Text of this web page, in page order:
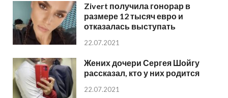
Zivert получила гонорар в
размере 12 тысяч евро и
отказалась выступать
22.07.2021
Жених дочери Сергея Шойгу
рассказал, кто у них родится
22.07.2021